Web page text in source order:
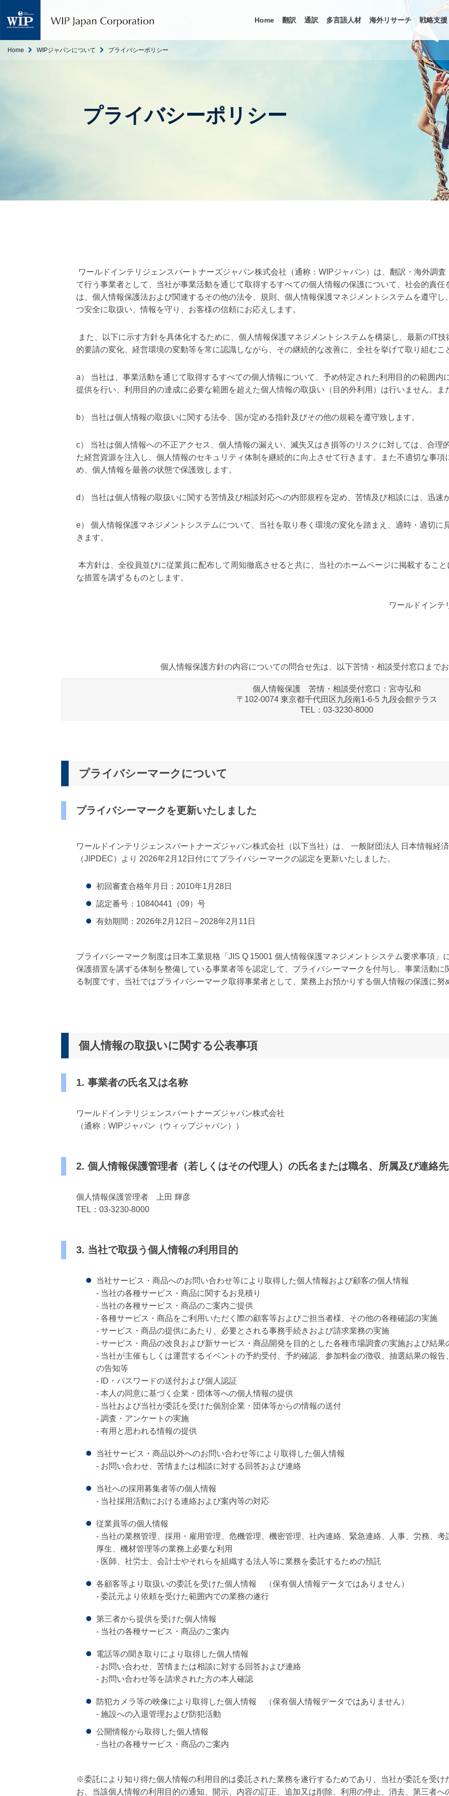
P
ャ
・
通
言
サ
ー
ビ
1
3
言
語
・
1
国
対
応
Home 翻訳 通訳 多言語人材 海外リサーチ 戦略支援
Home WIPジャパンについて プライバシーポリシー
プライバシーポリシー
ワールドインテリジェンスパートナーズジャパン株式会社（通称：WIPジャパン）は、翻訳・海外調
て行う事業者として、当社が事業活動を通じて取得するすべての個人情報の保護について、社会的責
は、個人情報保護法および関連するその他の法令、規則、個人情報保護マネジメントシステムを遵守
つ安全に取扱い、情報を守り、お客様の信頼にお応えします。
また、以下に示す方針を具体化するために、個人情報保護マネジメントシステムを構築し、最新のIT
的要請の変化、経営環境の変動等を常に認識しながら、その継続的な改善に、全社を挙げて取り組むこ
a） 当社は、事業活動を通じて取得するすべての個人情報について、予め特定された利用目的の範囲内
提供を行い、利用目的の達成に必要な範囲を超えた個人情報の取扱い（目的外利用）は行いません。ま
b） 当社は個人情報の取扱いに関する法令、国が定める指針及びその他の規範を遵守致します。
c） 当社は個人情報への不正アクセス、個人情報の漏えい、滅失又はき損等のリスクに対しては、合理
た経営資源を注入し、個人情報のセキュリティ体制を継続的に向上させて行きます。また不適切な事
め、個人情報を最善の状態で保護致します。
d） 当社は個人情報の取扱いに関する苦情及び相談対応への内部規程を定め、苦情及び相談には、迅速
e） 個人情報保護マネジメントシステムについて、当社を取り巻く環境の変化を踏まえ、適時・適切に
きます。
本方針は、全役員並びに従業員に配布して周知徹底させると共に、当社のホームページに掲載するこ
な措置を講ずるものとします。
ワールドインテ
個人情報保護方針の内容についての問合せ先は、以下苦情・相談受付窓口までお
個人情報保護 苦情・相談受付窓口：宮寺弘和
〒102-0074 東京都千代田区九段南1-6-5 九段会館テラス
TEL：03-3230-8000
プライバシーマークについて
プライバシーマークを更新いたしました
ワールドインテリジェンスパートナーズジャパン株式会社（以下当社）は、 一般財団法人 日本情報経
（JIPDEC）より 2026年2月12日付にてプライバシーマークの認定を更新いたしました。
初回審査合格年月日：2010年1月28日
認定番号：10840441（09）号
有効期間：2026年2月12日～2028年2月11日
プライバシーマーク制度は日本工業規格「JIS Q 15001 個人情報保護マネジメントシステム要求事項」
保護措置を講ずる体制を整備している事業者等を認定して、プライバシーマークを付与し、事業活動
る制度です。 当社ではプライバシーマーク取得事業者として、業務上お預かりする個人情報の保護に努
個人情報の取扱いに関する公表事項
1. 事業者の氏名又は名称
ワールドインテリジェンスパートナーズジャパン株式会社
（通称：WIPジャパン（ウィップジャパン））
2. 個人情報保護管理者（若しくはその代理人）の氏名または職名、所属及び連絡先
個人情報保護管理者 上田 輝彦
TEL：03-3230-8000
3. 当社で取扱う個人情報の利用目的
当社サービス・商品へのお問い合わせ等により取得した個人情報および顧客の個人情報
- 当社の各種サービス・商品に関するお見積り
- 当社の各種サービス・商品のご案内ご提供
- 各種サービス・商品をご利用いただく際の顧客等およびご担当者様、その他の各種確認の実施
- サービス・商品の提供にあたり、必要とされる事務手続きおよび請求業務の実施
- サービス・商品の改良および新サービス・商品開発を目的とした各種市場調査の実施および結果
- 当社が主催もしくは運営するイベントの予約受付、予約確認、参加料金の徴収、抽選結果の報
の告知等
- ID・パスワードの送付および個人認証
- 本人の同意に基づく企業・団体等への個人情報の提供
- 当社および当社が委託を受けた個別企業・団体等からの情報の送付
- 調査・アンケートの実施
- 有用と思われる情報の提供
当社サービス・商品以外へのお問い合わせ等により取得した個人情報
- お問い合わせ、苦情または相談に対する回答および連絡
当社への採用募集者等の個人情報
- 当社採用活動における連絡および案内等の対応
従業員等の個人情報
- 当社の業務管理、採用・雇用管理、危機管理、機密管理、社内連絡、緊急連絡、人事、労務、考
厚生、機材管理等の業務上必要な利用
- 医師、社労士、会計士やそれらを組織する法人等に業務を委託するための預託
各顧客等より取扱いの委託を受けた個人情報 （保有個人情報データではありません）
- 委託元より依頼を受けた範囲内での業務の遂行
第三者から提供を受けた個人情報
- 当社の各種サービス・商品のご案内
電話等の聞き取りにより取得した個人情報
- お問い合わせ、苦情または相談に対する回答および連絡
- お問い合わせ等を請求された方の本人確認
防犯カメラ等の映像により取得した個人情報 （保有個人情報データではありません）
- 施設への入退管理および防犯活動
公開情報から取得した個人情報
- 当社の各種サービス・商品のご案内
※委託により知り得た個人情報の利用目的は委託された業務を遂行するためであり、当社が委託を受け
お、当該個人情報の利用目的の通知、開示、内容の訂正、追加又は削除、利用の停止、消去、第三者